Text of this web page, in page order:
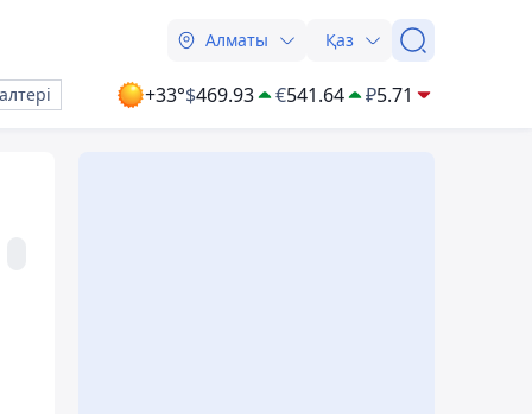
Алматы Қаз
+33°$469.93 €541.64 ₽5.71